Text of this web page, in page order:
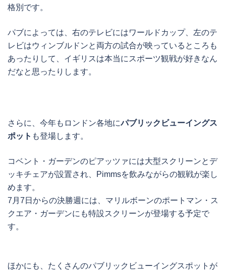
格別です。
パブによっては、右のテレビにはワールドカップ、左のテ
レビはウィンブルドンと両方の試合が映っているところも
あったりして、イギリスは本当にスポーツ観戦が好きなん
だなと思ったりします。
さらに、今年もロンドン各地にパブリックビューイングス
ポット も登場します。
コベント・ガーデンのピアッツァには大型スクリーンとデ
ッキチェアが設置され、Pimmsを飲みながらの観戦が楽し
めます。
7月7日からの決勝週には、マリルボーンのポートマン・ス
クエア・ガーデンにも特設スクリーンが登場する予定で
す。
ほかにも、たくさんのパブリックビューイングスポットが